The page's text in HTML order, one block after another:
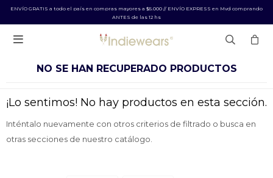
ENVÍO GRATIS a todo el país en compras mayores a $5.000 // ENVÍO EXPRESS en Mvd comprando
ANTES de las 12 hs

NO SE HAN RECUPERADO PRODUCTOS
¡Lo sentimos! No hay productos en esta sección.
Inténtalo nuevamente con otros criterios de filtrado o busca en
otras secciones de nuestro catálogo.